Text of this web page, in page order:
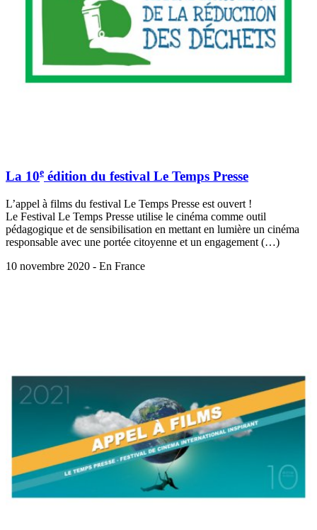
La 10e édition du festival Le Temps Presse
L’appel à films du festival Le Temps Presse est ouvert !
Le Festival Le Temps Presse utilise le cinéma comme outil
pédagogique et de sensibilisation en mettant en lumière un cinéma
responsable avec une portée citoyenne et un engagement (…)
10 novembre 2020 - En France